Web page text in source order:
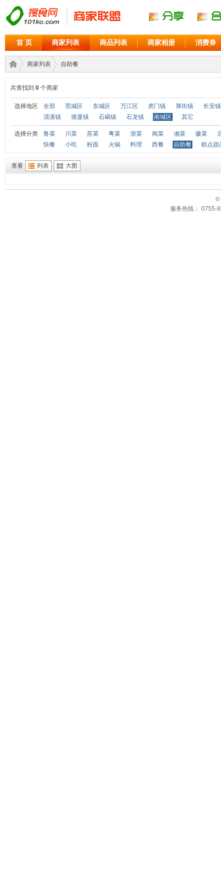
首 页 商家列表 商品列表 商家相册 消费券
商家›
商家列表
›
自助餐
共查找到 0 个商家
选择地区 全部 莞城区 东城区 万江区 虎门镇 厚街镇
长安镇
清溪镇
塘厦镇 石碣镇 石龙镇 南城区 其它
选择分类 鲁菜 川菜 苏菜 粤菜 浙菜 闽菜 湘菜 徽菜
快餐
小吃 粉面 火锅 料理 西餐 自助餐 糕点甜
查看 列表 大图
©
服务热线： 0755-